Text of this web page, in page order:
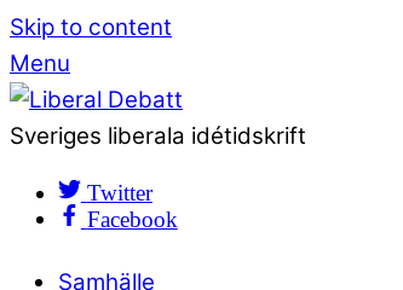
Skip to content
Menu
Sveriges liberala idétidskrift
Twitter
Facebook
Samhälle